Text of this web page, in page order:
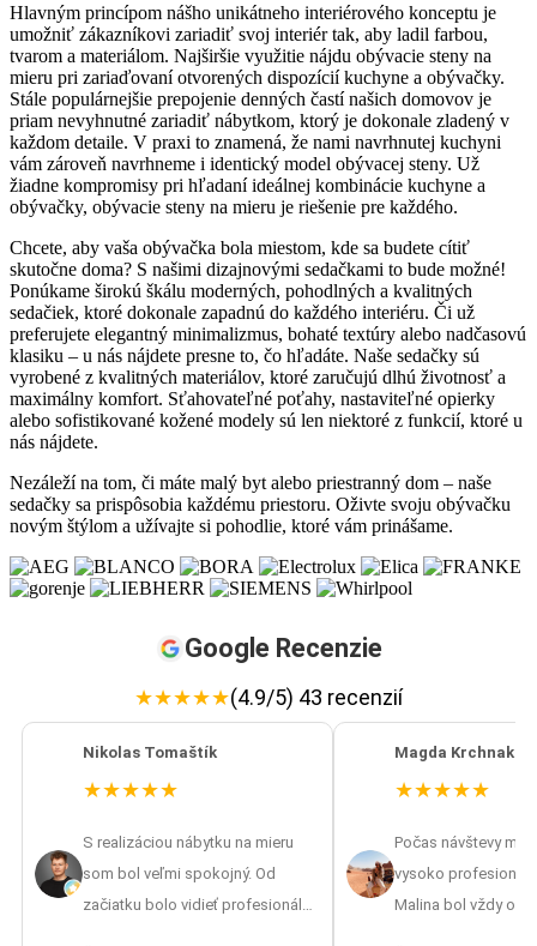
Hlavným princípom nášho unikátneho interiérového konceptu je
umožniť zákazníkovi zariadiť svoj interiér tak, aby ladil farbou,
tvarom a materiálom. Najširšie využitie nájdu obývacie steny na
mieru pri zariaďovaní otvorených dispozícií kuchyne a obývačky.
Stále populárnejšie prepojenie denných častí našich domovov je
priam nevyhnutné zariadiť nábytkom, ktorý je dokonale zladený v
každom detaile. V praxi to znamená, že nami navrhnutej kuchyni
vám zároveň navrhneme i identický model obývacej steny. Už
žiadne kompromisy pri hľadaní ideálnej kombinácie kuchyne a
obývačky, obývacie steny na mieru je riešenie pre každého.
Chcete, aby vaša obývačka bola miestom, kde sa budete cítiť
skutočne doma? S našimi dizajnovými sedačkami to bude možné!
Ponúkame širokú škálu moderných, pohodlných a kvalitných
sedačiek, ktoré dokonale zapadnú do každého interiéru. Či už
preferujete elegantný minimalizmus, bohaté textúry alebo nadčasovú
klasiku – u nás nájdete presne to, čo hľadáte. Naše sedačky sú
vyrobené z kvalitných materiálov, ktoré zaručujú dlhú životnosť a
maximálny komfort. Sťahovateľné poťahy, nastaviteľné opierky
alebo sofistikované kožené modely sú len niektoré z funkcií, ktoré u
nás nájdete.
Nezáleží na tom, či máte malý byt alebo priestranný dom – naše
sedačky sa prispôsobia každému priestoru. Oživte svoju obývačku
novým štýlom a užívajte si pohodlie, ktoré vám prinášame.
Google Recenzie
★★★★★(4.9/5) 43 recenzií
Nikolas Tomaštík
★★★★★
S realizáciou nábytku na mieru
som bol veľmi spokojný. Od
začiatku bolo vidieť profesionálny
Magda
★★★★★
Počas návštevy
vysoko
Malina bol vždy